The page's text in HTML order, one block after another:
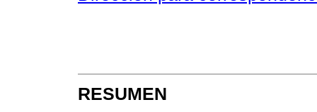
RESUMEN